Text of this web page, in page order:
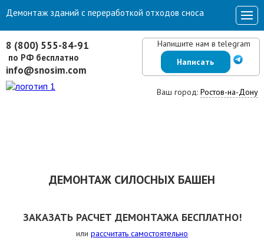
8 (800) 555-84-91
по РФ бесплатно
info@snosim.com
Напишите нам в telegram
Написать
Ваш город: Ростов-на-Дону
Демонтаж зданий с переработкой отходов сноса
ДЕМОНТАЖ СИЛОСНЫХ БАШЕН
ЗАКАЗАТЬ РАСЧЕТ ДЕМОНТАЖА БЕСПЛАТНО!
или рассчитать самостоятельно